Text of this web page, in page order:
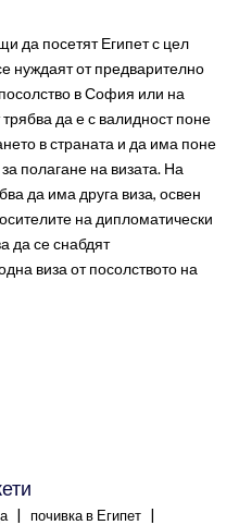
да посетят Египет с цел
нуждаят от предварително
в София или на
да е с валидност поне
в страната и да има поне
полагане на визата. На
да има друга виза, освен
на дипломатически
да се снабдят
виза от посолството на
| почивка в Египет |